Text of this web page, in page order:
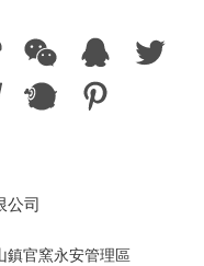
公司
鎮官窯永安管理區